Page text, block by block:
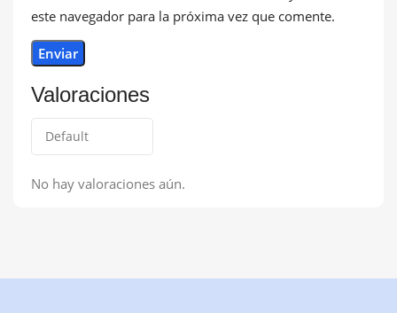
Valoraciones
No hay valoraciones aún.
este navegador para la próxima vez que comente.